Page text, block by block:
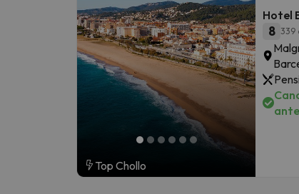
Top Chollo
Hotel
8 339